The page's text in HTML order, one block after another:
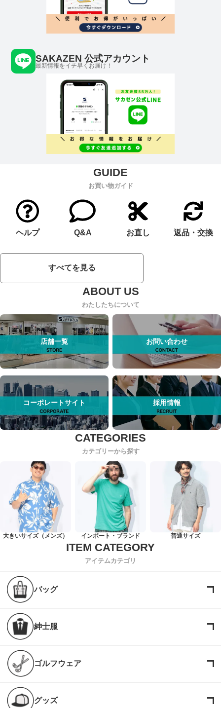
SAKAZEN 公式アカウント
最新情報をイチ早くお届け！
お買い物ガイド
ヘルプ Q&A お直し 返品・交換
すべてを見る
わたしたちについて
店舗一覧 お問い合わせ
コーポレートサイト 採用情報
カテゴリーから探す
大きいサイズ（メンズ） インポート・ブランド 普通サイズ
アイテムカテゴリ
バッグ
紳士服
ゴルフウェア
グッズ